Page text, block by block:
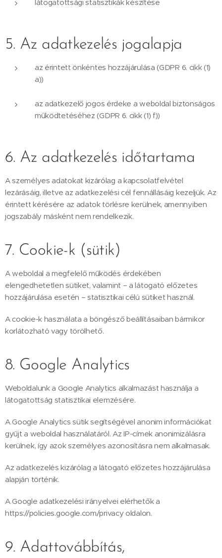
látogatottsági statisztikák készítése
5. Az adatkezelés jogalapja
az érintett önkéntes hozzájárulása (GDPR 6. cikk (1)
a))
az adatkezelő jogos érdeke a weboldal biztonságos
működtetéséhez (GDPR 6. cikk (1) f))
6. Az adatkezelés időtartama
A személyes adatokat kizárólag a kapcsolatfelvétel
lezárásáig, illetve az adatkezelési cél fennállásáig kezeljük. Az
érintett kérésére az adatok törlésre kerülnek, amennyiben
jogszabály másként nem rendelkezik.
7. Cookie-k (sütik)
A weboldal a megfelelő működés érdekében
elengedhetetlen sütiket, valamint – a látogató előzetes
hozzájárulása esetén – statisztikai célú sütiket használ.
A cookie-k használata a böngésző beállításaiban bármikor
korlátozható vagy törölhető.
8. Google Analytics
Weboldalunk a Google Analytics alkalmazást használja a
látogatottság statisztikai elemzésére.
A Google Analytics sütik segítségével anonim információkat
gyűjt a weboldal használatáról. Az IP-címek anonimizálásra
kerülnek, így azok személyes azonosításra nem alkalmasak.
Az adatkezelés kizárólag a látogató előzetes hozzájárulása
alapján történik.
A Google adatkezelési irányelvei elérhetők a
https://policies.google.com/privacy oldalon.
9. Adattovábbítás,